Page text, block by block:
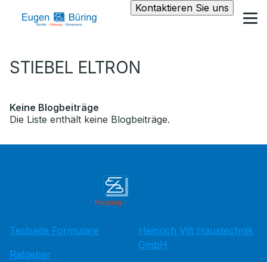
Kontaktieren Sie uns
STIEBEL ELTRON
Keine Blogbeiträge
Die Liste enthält keine Blogbeiträge.
Testseite Formulare
Ratgeber
Heinrich Vitt Haustechnik
GmbH